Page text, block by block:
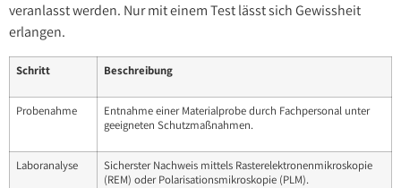
veranlasst werden. Nur mit einem Test lässt sich Gewissheit
erlangen.
Schritt Beschreibung
Probenahme
Entnahme einer Materialprobe durch Fachpersonal unter
geeigneten Schutzmaßnahmen.
Laboranalyse
Sicherster Nachweis mittels Rasterelektronenmikroskopie
(REM) oder Polarisationsmikroskopie (PLM).